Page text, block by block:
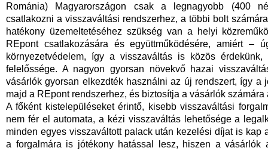
Románia) Magyarországon csak a legnagyobb (400
csatlakozni a visszaváltási rendszerhez, a többi bolt
hatékony üzemeltetéséhez szükség van a helyi
REpont csatlakozására és együttműködésére, amiért
környezetvédelem, így a visszaváltás is közös
felelőssége. A nagyon gyorsan növekvő hazai
vásárlók gyorsan elkezdték használni az új rendszert, így a
majd a REpont rendszerhez, és biztosítja a vásárlók számára
A főként kistelepüléseket érintő, kisebb visszaváltási
nem fér el automata, a kézi visszaváltás lehetősége a
minden egyes visszaváltott palack után kezelési díjat is kap
a forgalmára is jótékony hatással lesz, hiszen a vásárlók